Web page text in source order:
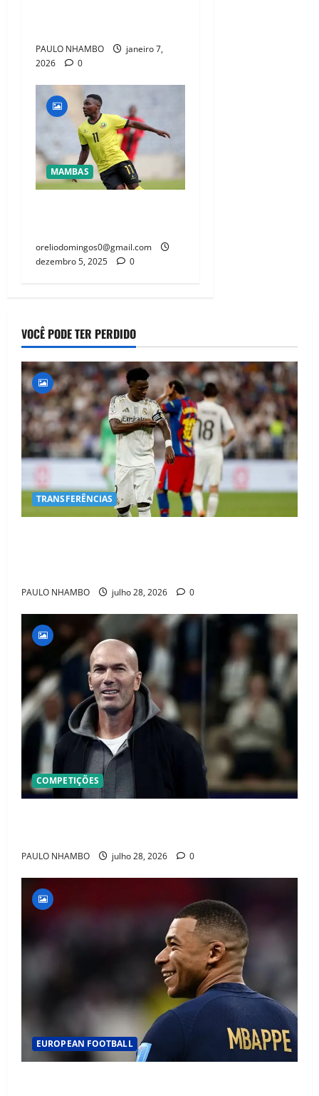
PAULO NHAMBO
janeiro 7,
2026
0
MAMBAS
oreliodomingos0@gmail.com
dezembro 5, 2025
0
VOCÊ PODE TER PERDIDO
TRANSFERÊNCIAS
PAULO NHAMBO julho 28, 2026 0
COMPETIÇÕES
PAULO NHAMBO julho 28, 2026 0
EUROPEAN FOOTBALL